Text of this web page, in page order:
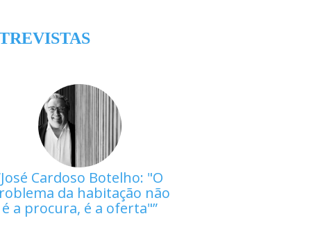
José Cardoso Botelho: "O
da habitação não
é a procura, é a oferta"